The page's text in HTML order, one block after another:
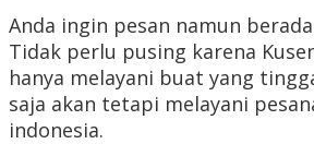
Anda ingin pesan namun
Tidak perlu pusing karena
hanya melayani buat yang
saja akan tetapi melayani
indonesia.